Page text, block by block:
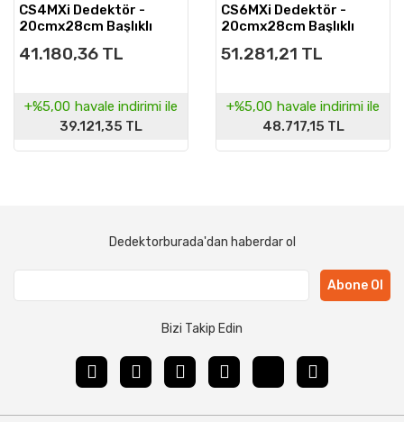
CS4MXi Dedektör -
20cmx28cm Başlıklı
41.180,36 TL
+%5,00 havale indirimi ile
39.121,35 TL
CS6MXi Dedektör -
20cmx28cm Başlıklı
51.281,21 TL
+%5,00 havale indirimi ile
48.717,15 TL
Dedektorburada'dan haberdar ol
Abone Ol
Bizi Takip Edin